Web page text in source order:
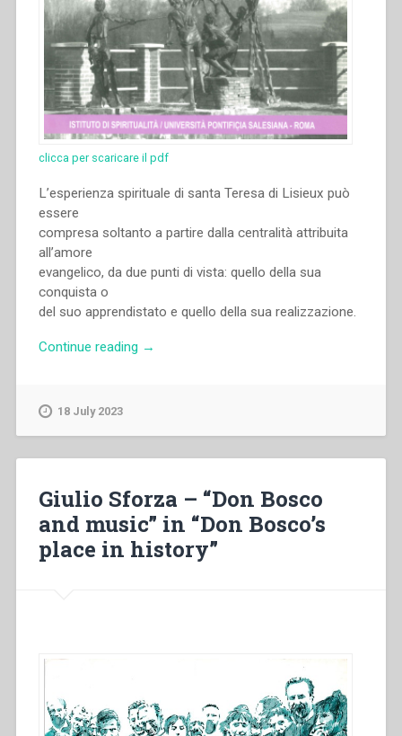
clicca per scaricare il pdf
L’esperienza spirituale di santa Teresa di Lisieux può
essere
compresa soltanto a partire dalla centralità attribuita
all’amore
evangelico, da due punti di vista: quello della sua
conquista o
del suo apprendistato e quello della sua realizzazione.
Continue reading “Octavio
scienza
dell’amore
in
salesiana.
Nuova
→
18 July 2023
Giulio Sforza – “Don Bosco
and music” in “Don Bosco’s
place in history”